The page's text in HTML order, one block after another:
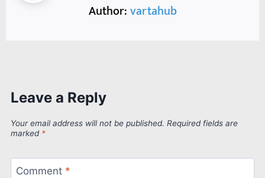
Author:vartahub
Leave a Reply
Your email address will not be published. Required fields are
marked *
Comment *